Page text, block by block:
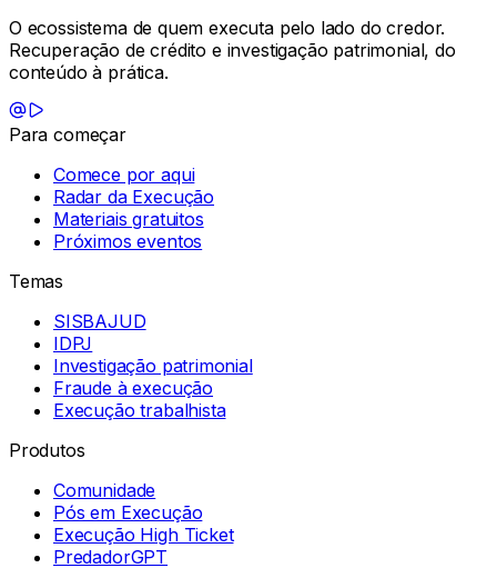
O ecossistema de quem executa pelo lado do credor.
Recuperação de crédito e investigação patrimonial, do
conteúdo à prática.
Para começar
Comece por aqui
Radar da Execução
Materiais gratuitos
Próximos eventos
Temas
SISBAJUD
IDPJ
Investigação patrimonial
Fraude à execução
Execução trabalhista
Produtos
Comunidade
Pós em Execução
Execução High Ticket
PredadorGPT